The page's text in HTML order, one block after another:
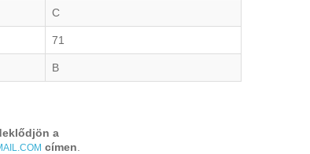
C
71
B
a
címen